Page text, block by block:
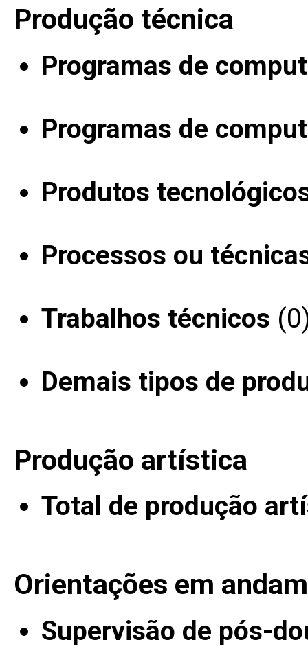
Produção técnica
Programas de
Programas de
Produtos
Processos ou
Trabalhos técnicos
Demais tipos de
Produção artística
Total de produção
Orientações em
Supervisão de pós-